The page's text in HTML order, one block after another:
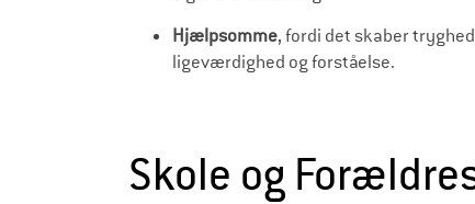
Hjælpsomme, fordi det skaber
ligeværdighed og forståelse.
Skole og